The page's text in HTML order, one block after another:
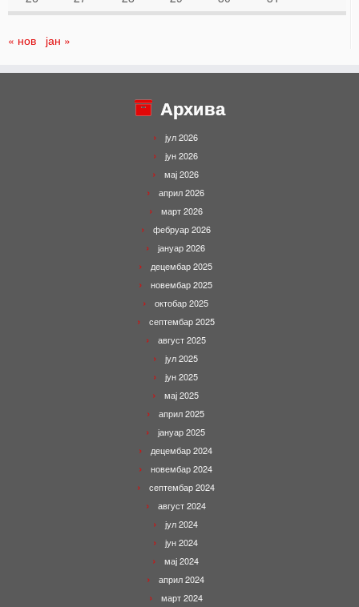
« нов јан »
Архива
јул 2026
јун 2026
мај 2026
април 2026
март 2026
фебруар 2026
јануар 2026
децембар 2025
новембар 2025
октобар 2025
септембар 2025
август 2025
јул 2025
јун 2025
мај 2025
април 2025
јануар 2025
децембар 2024
новембар 2024
септембар 2024
август 2024
јул 2024
јун 2024
мај 2024
април 2024
март 2024